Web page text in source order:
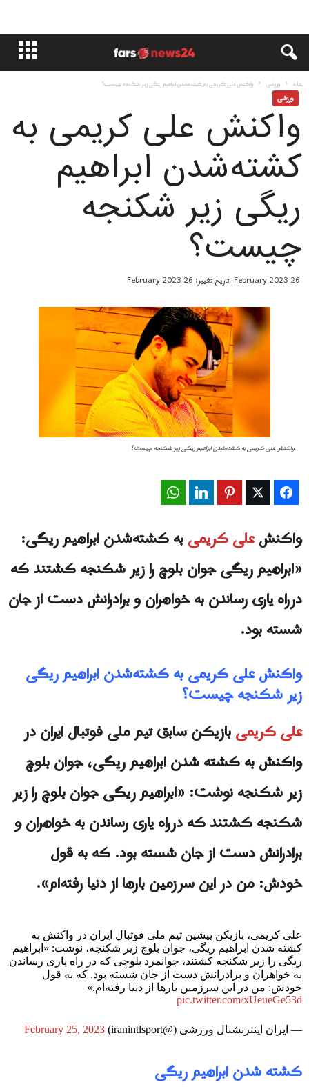
خانه ورزشی واکنش علی کریمی به کشته‌شدن ابراهیم ریگی زیر شکنجه چیست؟
ورزشی
واکنش علی کریمی به
کشته‌شدن ابراهیم
ریگی زیر شکنجه
چیست؟
26 February 2023 تاریخ تغییر: 26 February 2023
واکنش علی کریمی به کشته‌شدن ابراهیم ریگی زیر شکنجه چیست؟
Facebook
Twitter
Pinterest
LinkedIn
واکنشعلی کریمیبه کشته‌شدن ابراهیم ریگی:
«ابراهیم ریگی جوان بلوچ را زیر شکنجه کشتند که
درراه یاری رساندن به خواهران و برادرانش دست از جان
شسته بود.
واکنش علی کریمی به کشته‌شدن ابراهیم ریگی
زیر شکنجه چیست؟
علی کریمیبازیکن سابق تیم ملی فوتبال ایران در
واکنش به کشته شدن ابراهیم ریگی، جوان بلوچ
زیر شکنجه نوشت: «ابراهیم ریگی جوان بلوچ را زیر
شکنجه کشتند که درراه یاری رساندن به خواهران و
برادرانش دست از جان شسته بود. که به قول
خودش: من در این سرزمین بارها از دنیا رفته‌ام».
علی کریمی، بازیکن پیشین تیم ملی فوتبال ایران در واکنش به
کشته شدن ابراهیم ریگی، جوان بلوچ زیر شکنجه، نوشت: «ابراهیم
ریگی را زیر شکنجه کشتند، جوانمرد بلوچی که در راه یاری رساندن
به خواهران و برادرانش دست از جان شسته بود. که به قول
خودش: من در این سرزمین بارها از دنیا رفته‌ام.»
pic.twitter.com/xUeueGe53d
— ایران اینترنشنال ورزشی (@iranintlsport) February 25, 2023
کشته شدن ابراهیم ریگی